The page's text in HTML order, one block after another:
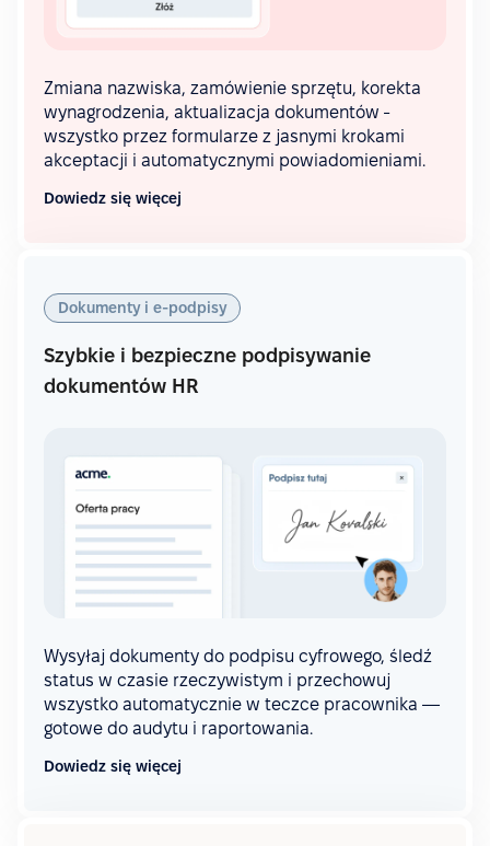
Zmiana nazwiska, zamówienie sprzętu, korekta
wynagrodzenia, aktualizacja dokumentów -
wszystko przez formularze z jasnymi krokami
akceptacji i automatycznymi powiadomieniami.
Dowiedz się więcej
Dokumenty i e-podpisy
Szybkie i bezpieczne podpisywanie
dokumentów HR
Wysyłaj dokumenty do podpisu cyfrowego, śledź
status w czasie rzeczywistym i przechowuj
wszystko automatycznie w teczce pracownika —
gotowe do audytu i raportowania.
Dowiedz się więcej